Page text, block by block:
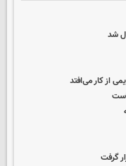
شد
از کار می‌افتد
گرفت